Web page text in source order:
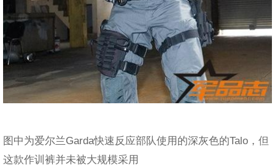
图中为爱尔兰Garda快速反应部队使用的深灰色的Talo，但
这款作训裤并未被大规模采用